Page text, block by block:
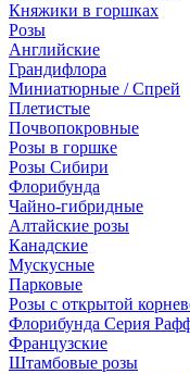
Княжики в горшках
Розы
Английские
Грандифлора
Миниатюрные / Спрей
Плетистые
Почвопокровные
Розы в горшке
Розы Сибири
Флорибунда
Чайно-гибридные
Алтайские розы
Канадские
Мускусные
Парковые
Розы с открытой
Флорибунда Серия
Французские
Штамбовые розы